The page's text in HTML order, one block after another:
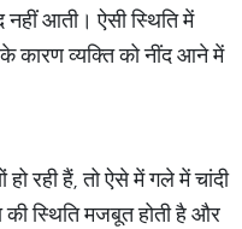
नहीं आती। ऐसी स्थिति में
कारण व्यक्ति को नींद आने में
रही हैं, तो ऐसे में गले में चांदी
स्थिति मजबूत होती है और